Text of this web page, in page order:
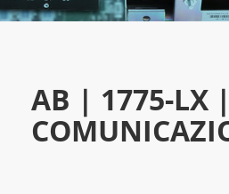
AB | 1775-LX